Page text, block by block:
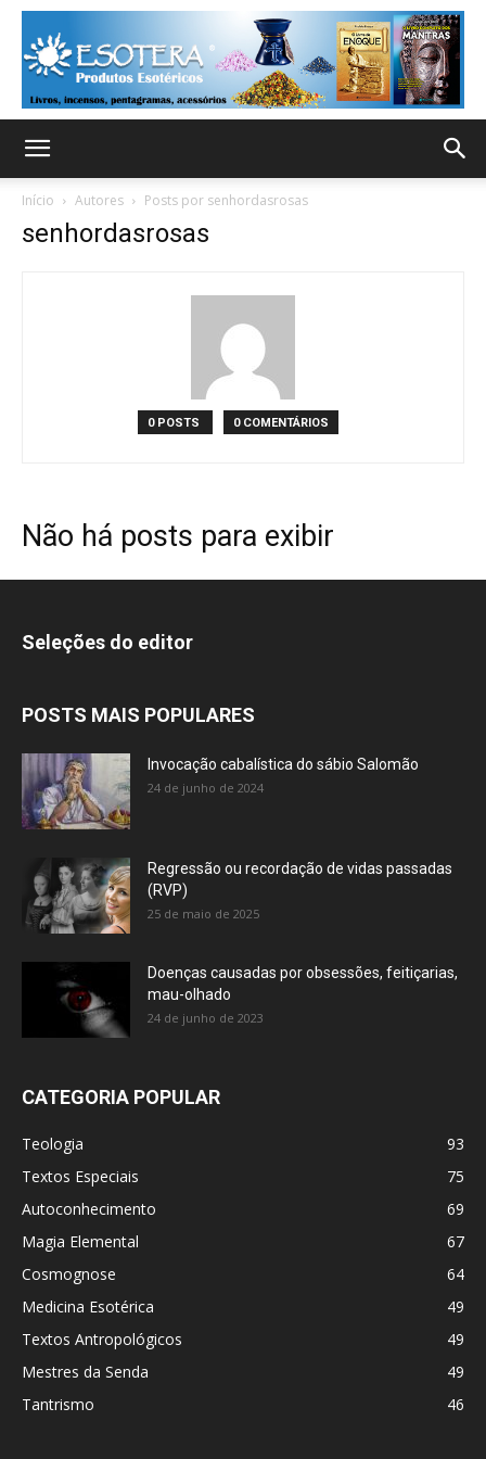
Início Autores Posts por senhordasrosas
senhordasrosas
0 POSTS 0 COMENTÁRIOS
Não há posts para exibir
Seleções do editor
POSTS MAIS POPULARES
Invocação cabalística do sábio Salomão
24 de junho de 2024
Regressão ou recordação de vidas passadas
(RVP)
25 de maio de 2025
Doenças causadas por obsessões, feitiçarias,
mau-olhado
24 de junho de 2023
CATEGORIA POPULAR
Teologia
93
Textos Especiais
75
Autoconhecimento
69
Magia Elemental
67
Cosmognose
64
Medicina Esotérica
49
Textos Antropológicos
49
Mestres da Senda
49
Tantrismo
46